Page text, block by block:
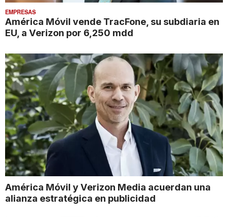
EMPRESAS
América Móvil vende TracFone, su subdiaria en
EU, a Verizon por 6,250 mdd
América Móvil y Verizon Media acuerdan una
alianza estratégica en publicidad